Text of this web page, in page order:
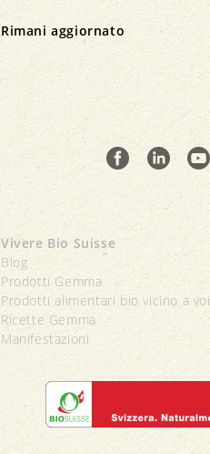
Rimani aggiornato
Vivere Bio Suisse
Blog
Prodotti Gemma
Prodotti alimentari bio vicino a voi
Ricette Gemma
Manifestazioni